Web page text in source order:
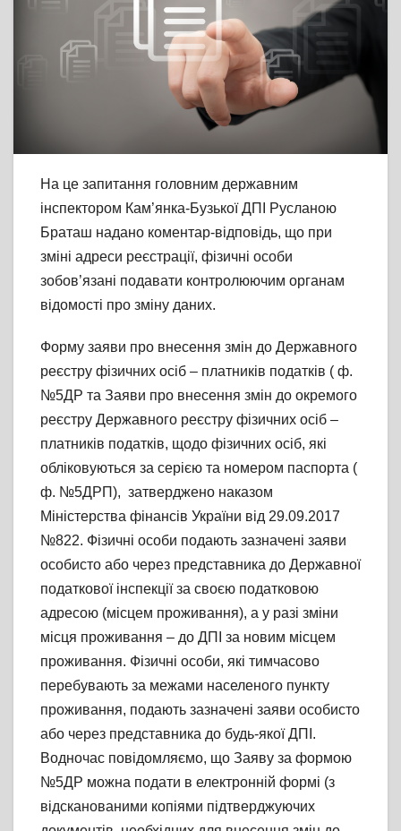
На це запитання головним державним
інспектором Кам’янка-Бузької ДПІ Русланою
Браташ надано коментар-відповідь, що при
зміні адреси реєстрації, фізичні особи
зобов’язані подавати контролюючим органам
відомості про зміну даних.
Форму заяви про внесення змін до Державного
реєстру фізичних осіб – платників податків ( ф.
№5ДР та Заяви про внесення змін до окремого
реєстру Державного реєстру фізичних осіб –
платників податків, щодо фізичних осіб, які
обліковуються за серією та номером паспорта (
ф. №5ДРП), затверджено наказом
Міністерства фінансів України від 29.09.2017
№822. Фізичні особи подають зазначені заяви
особисто або через представника до Державної
податкової інспекції за своєю податковою
адресою (місцем проживання), а у разі зміни
місця проживання – до ДПІ за новим місцем
проживання. Фізичні особи, які тимчасово
перебувають за межами населеного пункту
проживання, подають зазначені заяви особисто
або через представника до будь-якої ДПІ.
Водночас повідомляємо, що Заяву за формою
№5ДР можна подати в електронній формі (з
відсканованими копіями підтверджуючих